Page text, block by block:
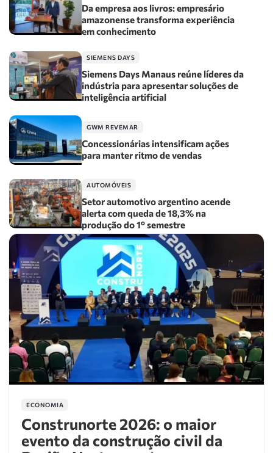
Da empresa aos livros: empresário
amazonense transforma experiência
em conhecimento
SIEMENS DAYS
Siemens Days Manaus reúne líderes da
indústria para apresentar soluções de
inteligência artificial
GWM REVEMAR
Concessionárias intensificam ações
para manter ritmo de vendas
AUTOMÓVEIS
Setor automotivo argentino acende
alerta com queda de 18,3% na
produção do 1º semestre
ECONOMIA
Construnorte 2026: o maior
evento da construção civil da